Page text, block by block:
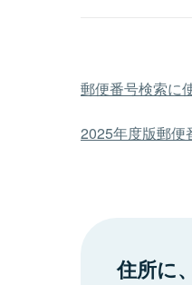
郵便番号検索に
2025年度版郵便
住所に